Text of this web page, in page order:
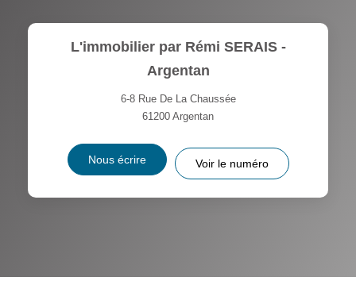
L'immobilier par Rémi SERAIS -
Argentan
6-8 Rue De La Chaussée
61200 Argentan
Nous écrire Voir le numéro